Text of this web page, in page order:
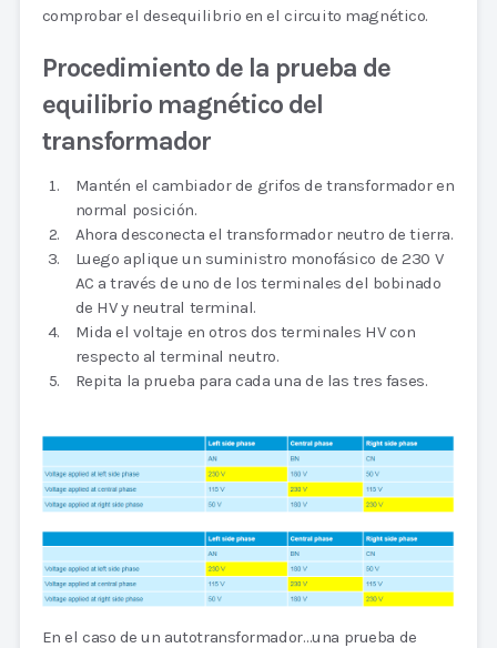
comprobar el desequilibrio en el circuito magnético.
Procedimiento de la prueba de
equilibrio magnético del
transformador
Mantén el cambiador de grifos de transformador en
normal posición.
Ahora desconecta el transformador neutro de tierra.
Luego aplique un suministro monofásico de 230 V
AC a través de uno de los terminales del bobinado
de HV y neutral terminal.
Mida el voltaje en otros dos terminales HV con
respecto al terminal neutro.
Repita la prueba para cada una de las tres fases.
En el caso de un autotransformador…una prueba de